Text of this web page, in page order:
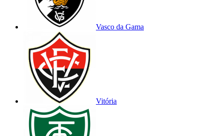
Vasco da Gama
Vitória